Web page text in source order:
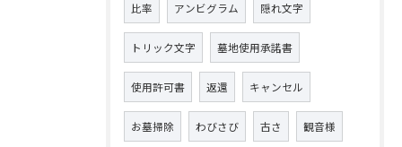
比率 アンビグラム 隠れ文字
トリック文字 墓地使用承諾書
使用許可書 返還 キャンセル
お墓掃除 わびさび 古さ 観音様